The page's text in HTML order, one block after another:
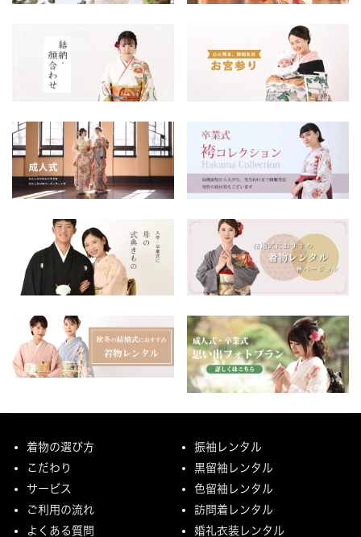
着物の選び方
こだわり
サービス
ご利用の流れ
よくある質問
振袖レンタル
黒留袖レンタル
色留袖レンタル
訪問着レンタル
婚礼衣装レンタル